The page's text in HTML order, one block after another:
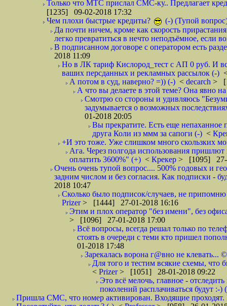
Только что МТС прислал СМС-ку.. Предлагает
[1235] 09-02-2018 17:32
Чем плохи быстрые кредиты?
(-) (Тупой
Да почти ничем, кроме как скорость
легко превратиться в нечто неподъёмное, если
В подписанном договоре с оператором есть
2018 11:09
Но в ЛК тариф Кислород_тест с АП 0 руб. И
ваших персданных и рекламных рассылок (-)
А потом в суд, наверно? =)) (-) < decarch >
А что вы делаете в этой теме? Она явно
Смотрю со стороны и удивляюсь
задумывается о возможных
01-2018 20:05
Вы прекратите. Есть еще непаханное
друга Коли из ммм за сапоги (-) <
+И это тоже. Уже слишком много скользких
Ага. Через полгода использования
оплатить 3600%" (+) < Крекер > [1095] 27-
Очень очень тупой вопрос.... 500% годовых и
задним числом и без согласия. Как подписки -
2018 10:47
Сколько было подписок/случаев, не
Prizer> [1444] 27-01-2018 16:16
Этим и плох оператор "без имени", без
> [1096] 27-01-2018 17:00
Всё вопросы, всегда решал только по
стоять в очереди с теми кто пришел
01-2018 17:48
Зарекалась ворона г@вно не клевать...
Для того и тестим всякие схемы, что
< Prizer> [1051] 28-01-2018 09:22
Это всё мелочь, главное -
поколений расплачиваться будут :-)
Пришла СМС, что номер активирован. Входящие проходят.